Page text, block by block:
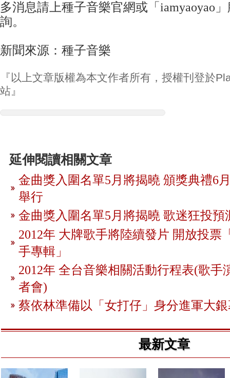
多消息請上種子音樂官網或「iamyaoyao
詢。
新聞來源：種子音樂
『以上文章版權為本文作者所有，授權刊登於
站』
延伸閱讀相關文章
金曲獎入圍名單5月將揭曉 頒獎典禮6
舉行
金曲獎入圍名單5月將揭曉 歌迷狂投預
2012年 大牌歌手將陸續發片 開放投票
手專輯」
2012年 全台音樂相關活動行程表(歌手
者會)
蔡依林準備以「女打仔」身分進軍大
最新文章